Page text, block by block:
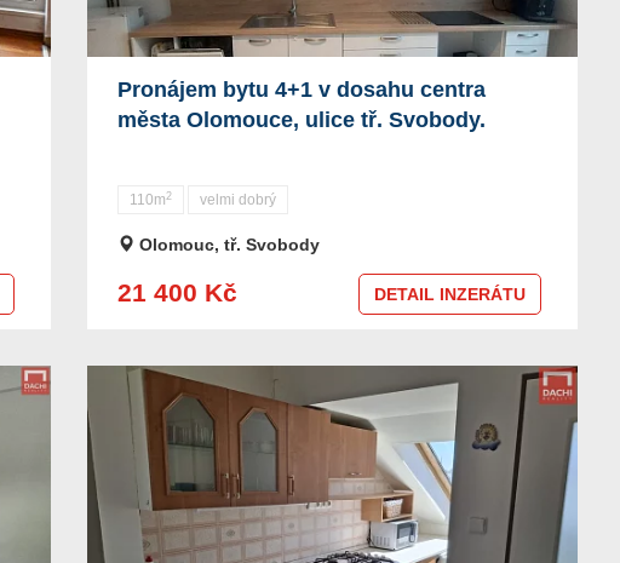
Pronájem bytu 4+1 v dosahu centra
města Olomouce, ulice tř. Svobody.
110m2 velmi dobrý
Olomouc, tř. Svobody
21 400 Kč DETAIL INZERÁTU